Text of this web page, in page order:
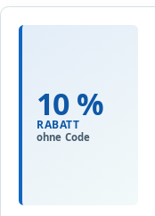
10 %
RABATT
ohne Code